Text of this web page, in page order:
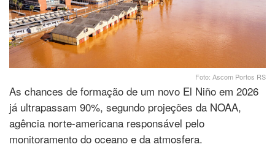
Foto: Ascom Portos RS
As chances de formação de um novo El Niño em 2026
já ultrapassam 90%, segundo projeções da NOAA,
agência norte-americana responsável pelo
monitoramento do oceano e da atmosfera.